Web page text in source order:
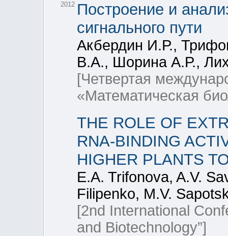
2012 Построение и
сигнального пути
Акбердин И.Р.,
В.А., Шорина А.Р.,
[Четвертая
«Математическая
THE ROLE OF
RNA-BINDING
HIGHER PLANTS
E.A. Trifonova, A.V.
Filipenko, M.V.
[2nd International
and Biotechnology”]